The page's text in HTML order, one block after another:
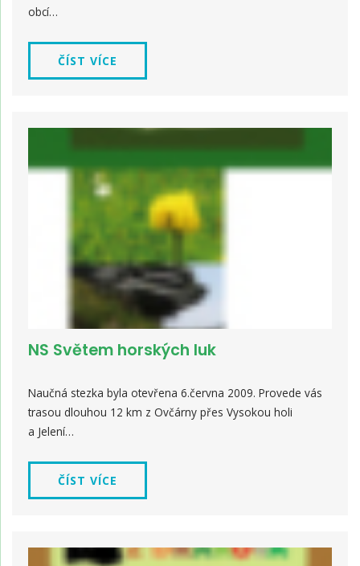
obcí…
ČÍST VÍCE
NS Světem horských luk
Naučná stezka byla otevřena 6.června 2009. Provede vás
trasou dlouhou 12 km z Ovčárny přes Vysokou holi
a Jelení…
ČÍST VÍCE